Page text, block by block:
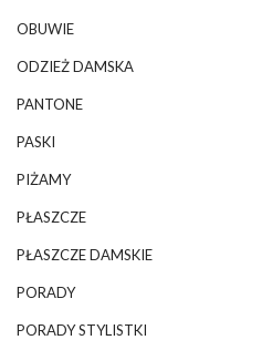
OBUWIE
ODZIEŻ DAMSKA
PANTONE
PASKI
PIŻAMY
PŁASZCZE
PŁASZCZE DAMSKIE
PORADY
PORADY STYLISTKI